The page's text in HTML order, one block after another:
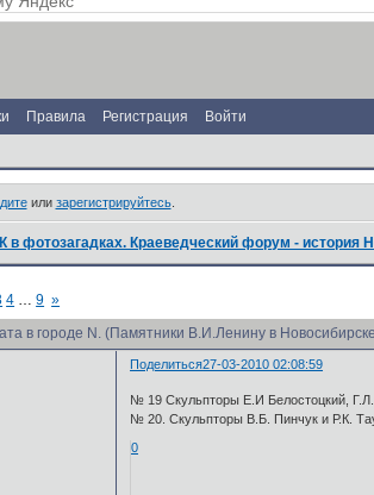
Правила Регистрация Войти
или зарегистрируйтесь.
фотозагадках. Краеведческий форум - история
в городе N. (Памятники В.И.Ленину в
4 … 9 »
Поделиться27-03-2010 02:08:59
№ 19 Скульпторы Е.И Белостоцкий,
№ 20. Скульпторы В.Б. Пинчук и Р.К.
0